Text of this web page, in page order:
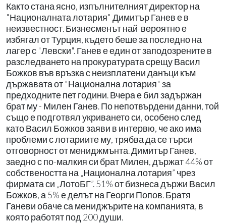
Както стана ясно, изпълнителният директор на
"Националната лотария" Димитър Ганев е в
неизвестност. Бизнесменът най-вероятно е
избягал от Турция, където беше за последно на
лагер с "Левски". Ганев е един от заподозрените в
разследването на прокуратурата срещу Васил
Божков във връзка с неизплатени данъци към
държавата от "Национална лотария" за
предходните пет години. Вчера е бил задържан
брат му - Милен Ганев. По непотвърдени данни, той
също е подготвял укриването си, особено след
като Васил Божков заяви в интервю, че ако има
проблеми с лотариите му, трябва да се търси
отговорност от мениджмънта. Димитър Ганев,
заедно с по-малкия си брат Милен, държат 44% от
собствеността на „Национална лотария” чрез
фирмата си „ЛотоБГ”. 51% от бизнеса държи Васил
Божков, а 5% е делът на Георги Попов. Братя
Ганеви обаче са мениджърите на компанията, в
която работят под 200 души.